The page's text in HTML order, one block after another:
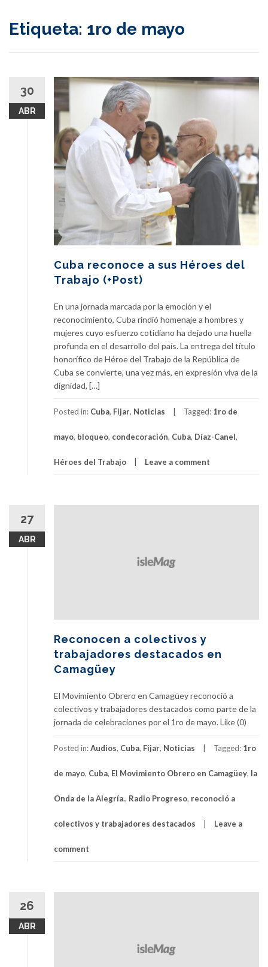
Etiqueta: 1ro de mayo
30
ABR
Cuba reconoce a sus Héroes del
Trabajo (+Post)
En una jornada marcada por la emoción y el
reconocimiento, Cuba rindió homenaje a hombres y
mujeres cuyo esfuerzo cotidiano ha dejado una huella
profunda en el desarrollo del país. La entrega del título
honorífico de Héroe del Trabajo de la República de
Cuba se convierte, una vez más, en expresión viva de la
dignidad, […]
Posted in: Cuba, Fijar, Noticias Tagged: 1ro de
mayo, bloqueo, condecoración, Cuba, Díaz-Canel,
Héroes del Trabajo Leave a comment
27
ABR
Reconocen a colectivos y
trabajadores destacados en
Camagüey
El Movimiento Obrero en Camagüey reconoció a
colectivos y trabajadores destacados como parte de la
jornada de celebraciones por el 1ro de mayo. Like (0)
Posted in:Audios, Cuba, Fijar, Noticias Tagged: 1ro
de mayo, Cuba, El Movimiento Obrero en Camagüey, la
Onda de la Alegría., Radio Progreso, reconoció a
colectivos y trabajadores destacados Leave a
comment
26
ABR